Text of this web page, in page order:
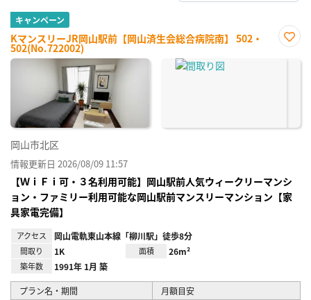
キャンペーン
KマンスリーJR岡山駅前【岡山済生会総合病院南】 502・
502(No.722002)
に入
岡山市北区
情報更新日 2026/08/09 11:57
【ＷｉＦｉ可・３名利用可能】岡山駅前人気ウィークリーマンシ
ョン・ファミリー利用可能な岡山駅前マンスリーマンション【家
具家電完備】
アクセス 岡山電軌東山本線「柳川駅」徒歩8分
間取り 1K 面積 26m²
築年数 1991年 1月 築
プラン名・期間 月額目安